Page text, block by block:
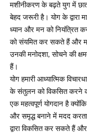
मशीनीकरण के बढ़ते युग में
बेहद जरूरी है। योग के द्वारा
ध्यान और मन को नियंत्रित
को संयमित कर सकते हैं और
उनकी मनोदशा, सोचने की
हैं।
योग हमारी आध्यात्मिक
के संतुलन को विकसित करने
एक महत्वपूर्ण योगदान है
और समृद्ध बनाने में मदद
द्वारा विकसित कर सकते हैं